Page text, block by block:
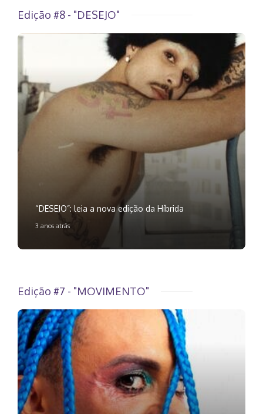
Edição #8 - "DESEJO"
“DESEJO”: leia a nova edição da Híbrida
3 anos atrás
Edição #7 - "MOVIMENTO"